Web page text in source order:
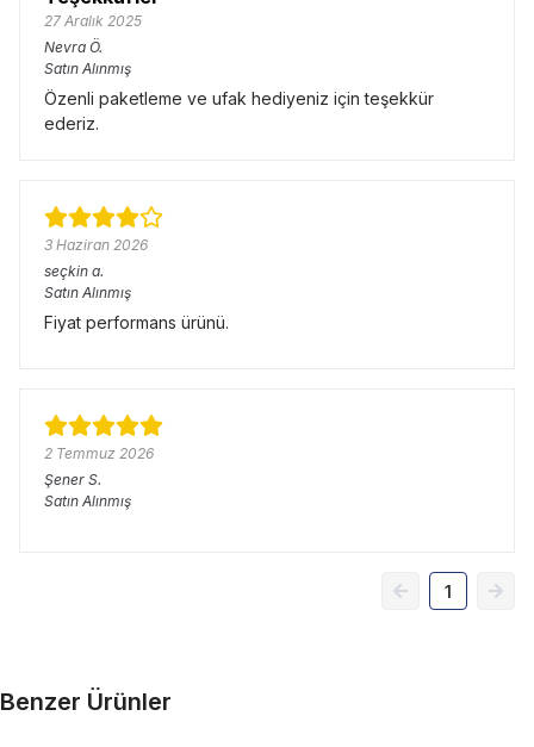
27 Aralık 2025
Nevra Ö.
Satın Alınmış
Özenli paketleme ve ufak hediyeniz için teşekkür
ederiz.
3 Haziran 2026
seçkin a.
Satın Alınmış
Fiyat performans ürünü.
2 Temmuz 2026
Şener S.
Satın Alınmış
1
Benzer Ürünler